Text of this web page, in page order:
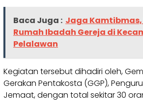
Baca Juga : Jaga Kamtibmas,
Rumah Ibadah Gereja di
Pelalawan
Kegiatan tersebut dihadiri oleh,
Gerakan Pentakosta (GGP),
Jemaat, dengan total sekitar 30